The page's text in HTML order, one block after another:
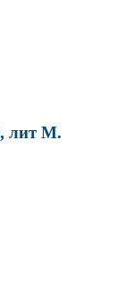
лит М.